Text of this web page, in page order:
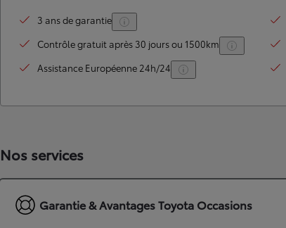
Disponible rapidement
3 ans de garantie
Contrôle gratuit après 30 jours ou 1500km
Assistance Européenne 24h/24
Nos services
Garantie & Avantages Toyota Occasions